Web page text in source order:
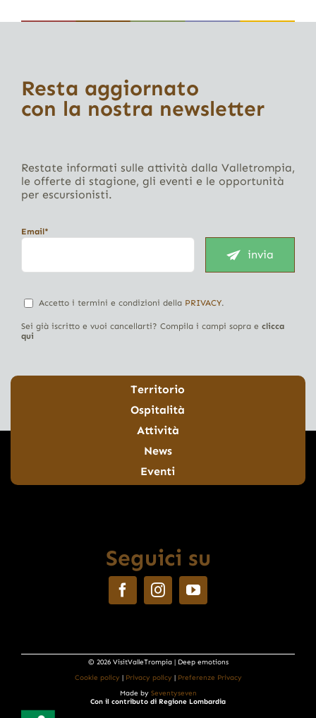
Resta aggiornato
con la nostra newsletter
Restate informati sulle attività dalla Valletrompia,
le offerte di stagione, gli eventi e le opportunità
per escursionisti.
Email*
invia
Accetto i termini e condizioni della PRIVACY.
Sei già iscritto e vuoi cancellarti? Compila i campi sopra e clicca
qui
Territorio
Ospitalità
Attività
News
Eventi
Seguici su
© 2026 VisitValleTrompia | Deep emotions
Cookie policy | Privacy policy | Preferenze Privacy
Made by Seventyseven
Con il contributo di Regione Lombardia